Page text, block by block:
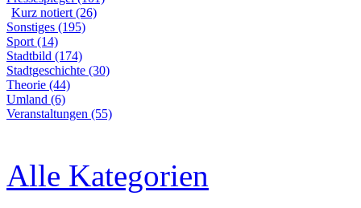
Kurz notiert (26)
Sonstiges (195)
Sport (14)
Stadtbild (174)
Stadtgeschichte (30)
Theorie (44)
Umland (6)
Veranstaltungen (55)
Alle Kategorien